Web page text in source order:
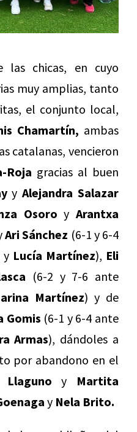
las chicas, en cuyo
muy amplias, tanto
el conjunto local,
Chamartín, ambas
catalanas, vencieron
Roja gracias al buen
yAlejandra Salazar
Osoro yArantxa
Ari Sánchez (6-1 y 6-4
y Lucía Martínez), Eli
(6-2 y 7-6 ante
Martínez) y de
Gomis (6-1 y 6-4 ante
Armas), dándoles a
por abandono en el
y Martita
y Nela Brito.